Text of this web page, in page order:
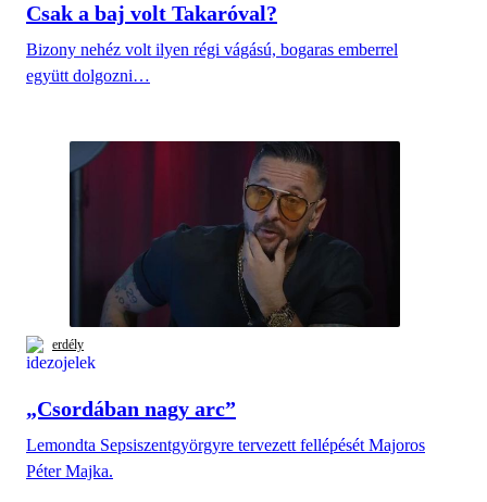
Csak a baj volt Takaróval?
Bizony nehéz volt ilyen régi vágású, bogaras emberrel
együtt dolgozni…
erdély
„Csordában nagy arc”
Lemondta Sepsiszentgyörgyre tervezett fellépését Majoros
Péter Majka.